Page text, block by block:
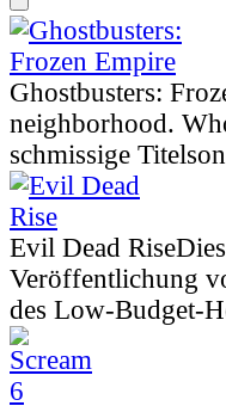
Ghostbusters:
neighborhood.
schmissige
Evil Dead Rise
Veröffentlichung
des Low-Budget-